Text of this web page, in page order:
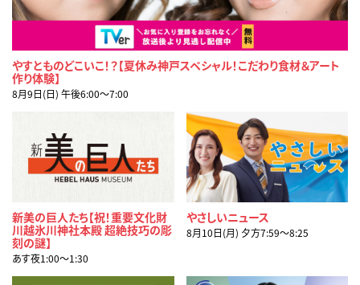
やすとものどこいこ！？【夏休み神戸スペシャル！こだわり食材＆アート
作り体験】
8月9日(日) 午後6:00〜7:00
新美の巨人たち【祝！重要文化財
川越氷川神社本殿 超絶技巧の彫
刻の謎】
あす夜1:00〜1:30
やさしいニュース
8月10日(月) 夕方7:59〜8:25